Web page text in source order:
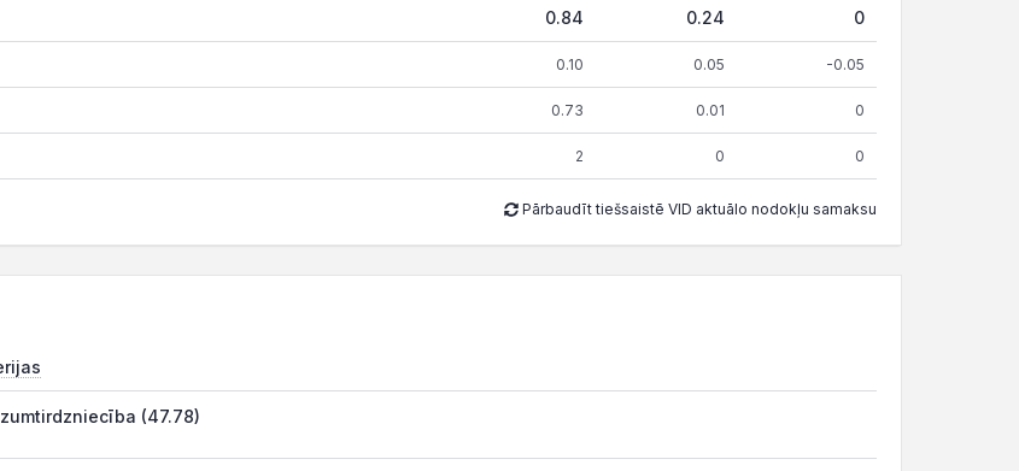
0.84 0.24 0
0.10 0.05 -0.05
0.73 0.01 0
2 0 0
Pārbaudīt tiešsaistē VID aktuālo nodokļu samaksu
(47.78)